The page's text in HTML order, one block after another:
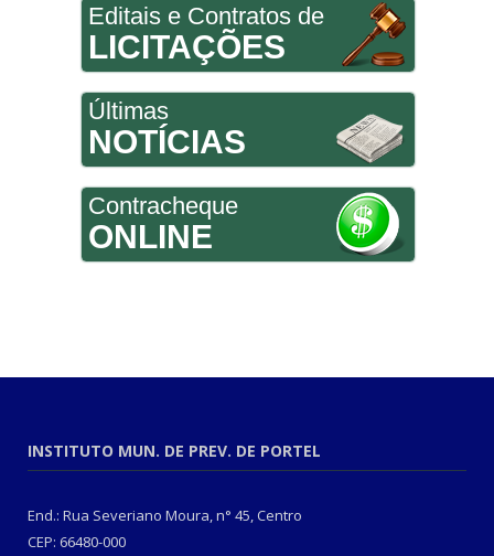
Editais e Contratos de
LICITAÇÕES
Últimas
NOTÍCIAS
Contracheque
ONLINE
INSTITUTO MUN. DE PREV. DE PORTEL
End.: Rua Severiano Moura, n° 45, Centro
CEP: 66480-000